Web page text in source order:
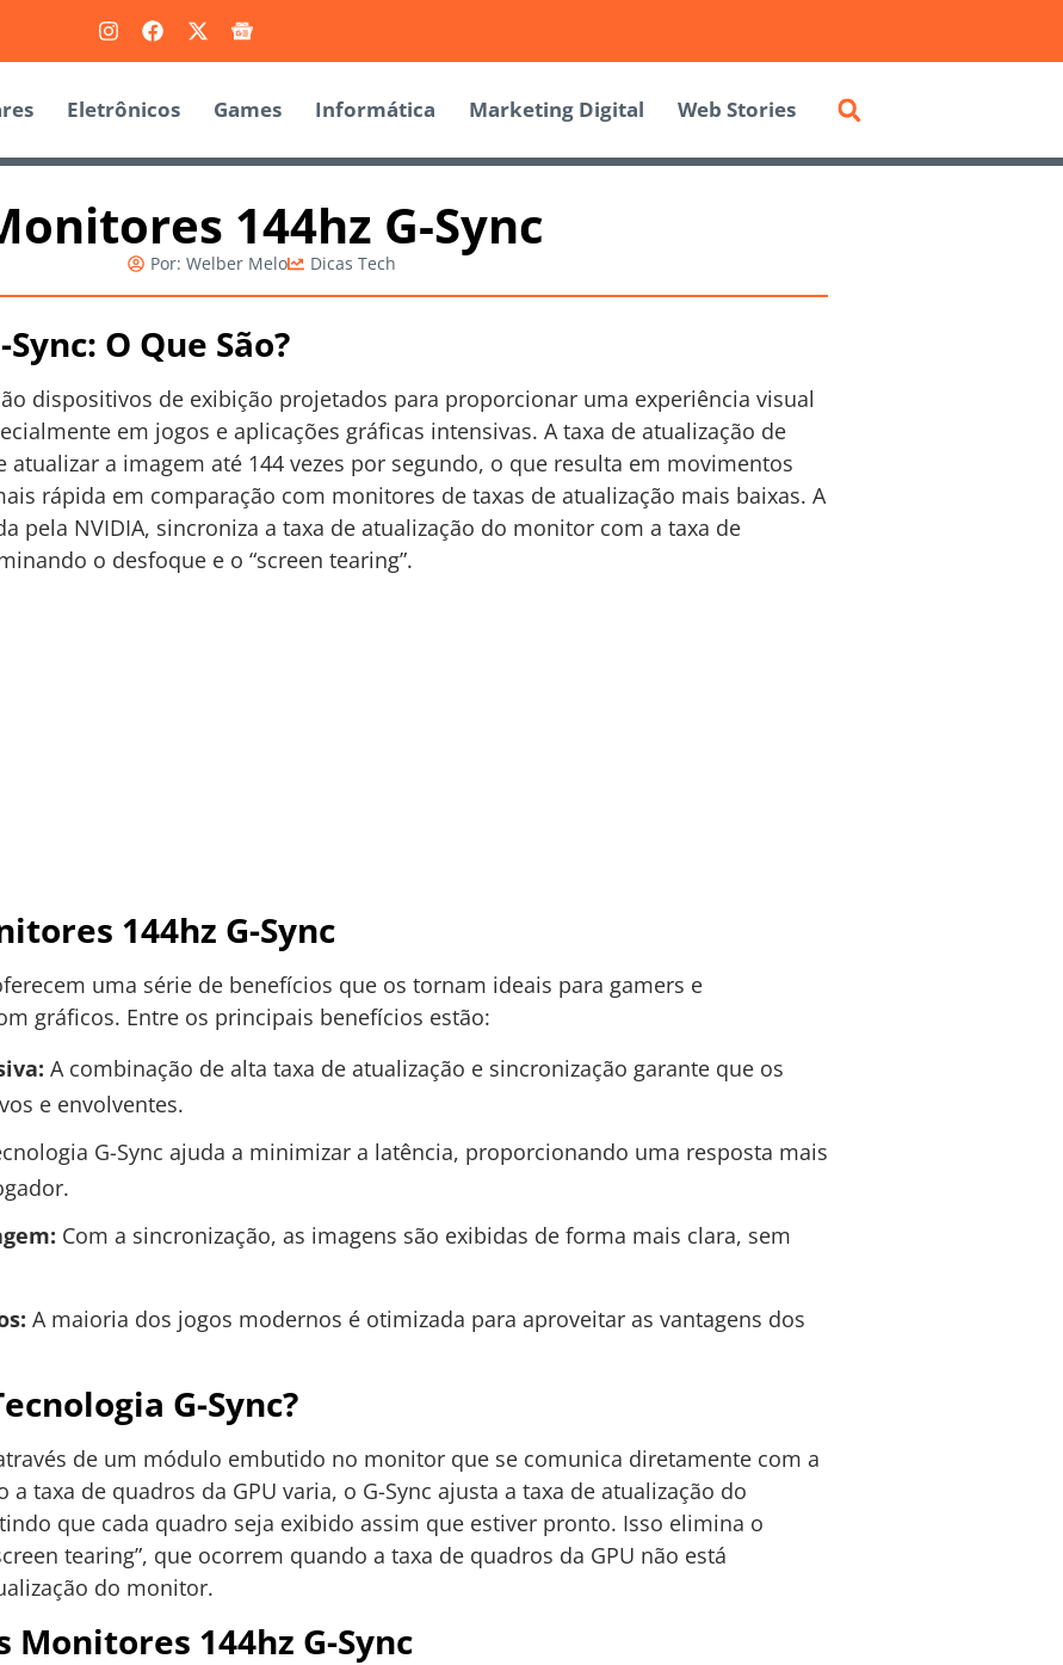
Eletrônicos Games Informática Marketing Digital Web Stories
144hz G-Sync
Por: Welber Melo Dicas Tech
O Que São?
dispositivos de exibição projetados para proporcionar uma experiência visual
em jogos e aplicações gráficas intensivas. A taxa de atualização de
atualizar a imagem até 144 vezes por segundo, o que resulta em movimentos
rápida em comparação com monitores de taxas de atualização mais baixas. A
pela NVIDIA, sincroniza a taxa de atualização do monitor com a taxa de
o desfoque e o “screen tearing”.
144hz G-Sync
uma série de benefícios que os tornam ideais para gamers e
gráficos. Entre os principais benefícios estão:
A combinação de alta taxa de atualização e sincronização garante que os
e envolventes.
G-Sync ajuda a minimizar a latência, proporcionando uma resposta mais
Com a sincronização, as imagens são exibidas de forma mais clara, sem
A maioria dos jogos modernos é otimizada para aproveitar as vantagens dos
G-Sync?
de um módulo embutido no monitor que se comunica diretamente com a
a taxa de quadros da GPU varia, o G-Sync ajusta a taxa de atualização do
que cada quadro seja exibido assim que estiver pronto. Isso elimina o
tearing”, que ocorrem quando a taxa de quadros da GPU não está
do monitor.
144hz G-Sync